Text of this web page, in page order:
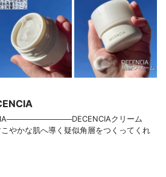
クリーム
かな肌へ導く疑似角層をつくってくれ